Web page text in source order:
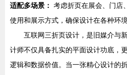
适配多场景： 考虑折页在展会、门店
使用和展示方式，确保设计在各种环
互联网三折页设计，是旧媒介与
计师不仅具备扎实的平面设计功底，
逻辑和数据价值。当一张精心设计的